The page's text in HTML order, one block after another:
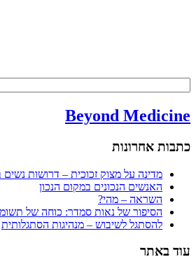
Beyond Medicine
כתבות אחרונות
מדינה על מצוק זכוכית – דרושות
האנשים הנכונים במקום הנכון
השראה – מהי?
הסיפור של נאות סמדר: כוחה של
להסתגל לשיבוש – מנהיגות הסתגלותית
עוד באתר